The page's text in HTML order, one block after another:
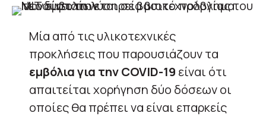
Μία από τις υλικοτεχνικές
προκλήσεις που παρουσιάζουν τα
εμβόλια για την COVID-19 είναι ότι
απαιτείται χορήγηση δύο δόσεων οι
οποίες θα πρέπει να είναι επαρκείς